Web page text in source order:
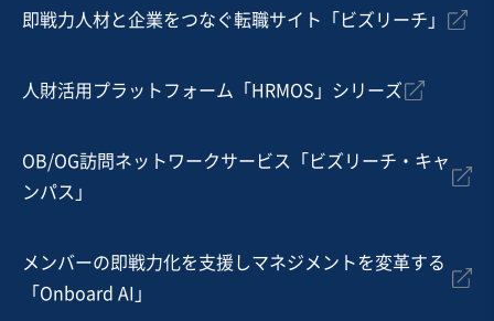
即戦力人材と企業をつなぐ転職サイト「ビズリーチ」
人財活用プラットフォーム「HRMOS」シリーズ
OB/OG訪問ネットワークサービス「ビズリーチ・キャ
ンパス」
メンバーの即戦力化を支援しマネジメントを変革する
「Onboard AI」